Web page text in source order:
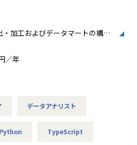
・加工およびデータマートの構築
タの可視化・レポーティング
用に関する問い合わせ対応やサポ
進（データの民主化推進）
見を活かし、アナリスト・ビジネ
を活用できる環境づくりをリード
／年
データアナリスト
Python TypeScript